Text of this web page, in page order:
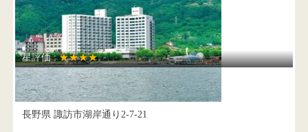
星評価 :★★★★
ホテル紅や
長野県 諏訪市湖岸通り2-7-21